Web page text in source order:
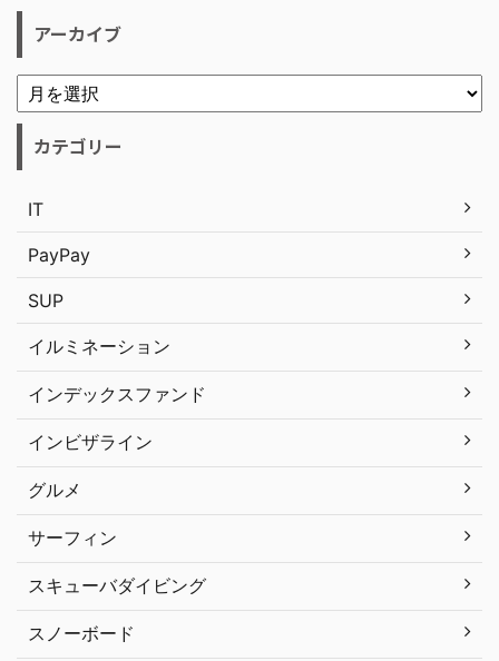
アーカイブ
カテゴリー
IT
PayPay
SUP
イルミネーション
インデックスファンド
インビザライン
グルメ
サーフィン
スキューバダイビング
スノーボード